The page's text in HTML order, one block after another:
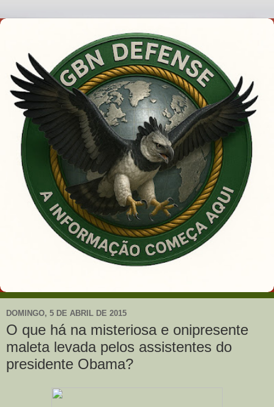
DOMINGO, 5 DE ABRIL DE 2015
O que há na misteriosa e onipresente
maleta levada pelos assistentes do
presidente Obama?